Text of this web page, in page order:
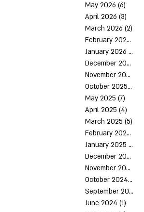
May 2026 (6)
April 2026 (3)
March 2026 (2)
February 2026
January 2026 (5)
December 2025
November 2025
October 2025(6)
May 2025 (7)
April 2025 (4)
March 2025 (5)
February 2025
January 2025 (7)
December 2024
November 2024
October 2024(6)
September 2024
June 2024 (1)